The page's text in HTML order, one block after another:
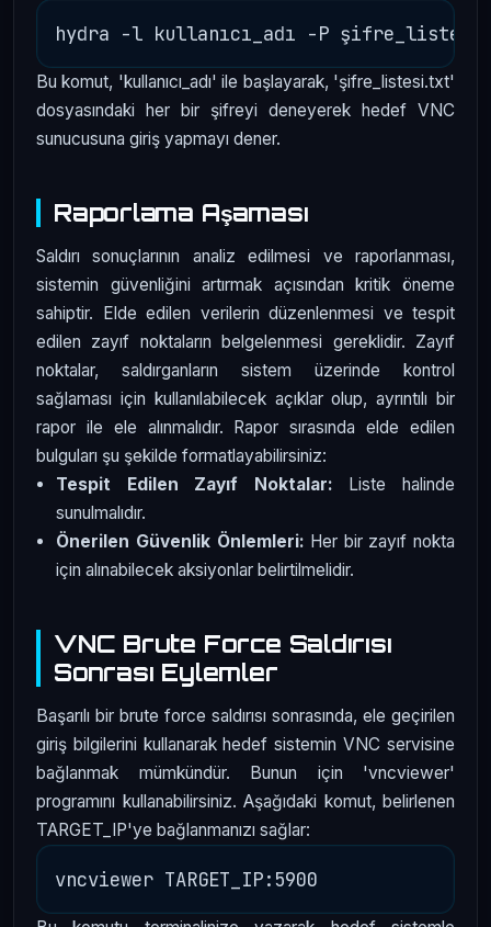
Bu komut, 'kullanıcı_adı' ile başlayarak, 'şifre_listesi.txt'
dosyasındaki her bir şifreyi deneyerek hedef VNC
sunucusuna giriş yapmayı dener.
Raporlama Aşaması
Saldırı sonuçlarının analiz edilmesi ve raporlanması,
sistemin güvenliğini artırmak açısından kritik öneme
sahiptir. Elde edilen verilerin düzenlenmesi ve tespit
edilen zayıf noktaların belgelenmesi gereklidir. Zayıf
noktalar, saldırganların sistem üzerinde kontrol
sağlaması için kullanılabilecek açıklar olup, ayrıntılı bir
rapor ile ele alınmalıdır. Rapor sırasında elde edilen
bulguları şu şekilde formatlayabilirsiniz:
Tespit Edilen Zayıf Noktalar: Liste halinde
sunulmalıdır.
Önerilen Güvenlik Önlemleri: Her bir zayıf nokta
için alınabilecek aksiyonlar belirtilmelidir.
VNC Brute Force Saldırısı
Sonrası Eylemler
Başarılı bir brute force saldırısı sonrasında, ele geçirilen
giriş bilgilerini kullanarak hedef sistemin VNC servisine
bağlanmak mümkündür. Bunun için 'vncviewer'
programını kullanabilirsiniz. Aşağıdaki komut, belirlenen
TARGET_IP'ye bağlanmanızı sağlar: